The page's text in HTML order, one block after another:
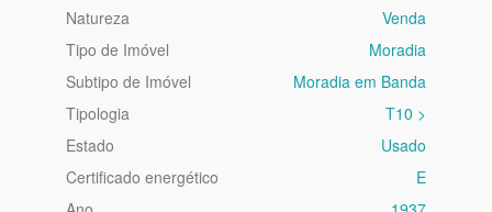
Natureza
Venda
Tipo de Imóvel
Moradia
Subtipo de Imóvel
Moradia em Banda
Tipologia
T10 >
Estado
Usado
Certificado energético
E